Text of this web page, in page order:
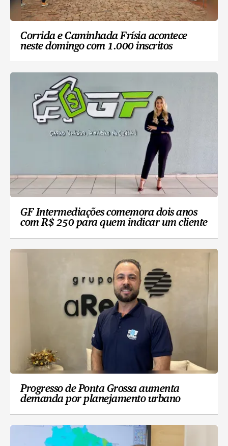
Corrida e Caminhada Frísia acontece
neste domingo com 1.000 inscritos
GF Intermediações comemora dois anos
com R$ 250 para quem indicar um cliente
Progresso de Ponta Grossa aumenta
demanda por planejamento urbano